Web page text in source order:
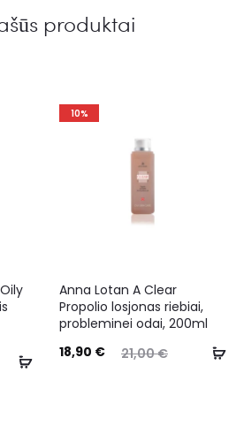
produktai
10%
Anna Lotan A Clear
Propolio losjonas riebiai,
probleminei odai, 200ml
21,00€
18,90 €